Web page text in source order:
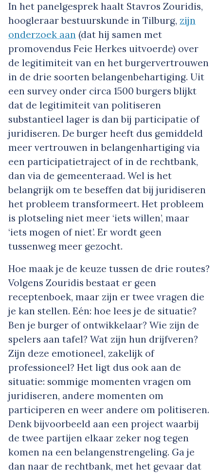
In het panelgesprek haalt Stavros Zouridis,
hoogleraar bestuurskunde in Tilburg, zijn
onderzoek aan (dat hij samen met
promovendus Feie Herkes uitvoerde) over
de legitimiteit van en het burgervertrouwen
in de drie soorten belangenbehartiging. Uit
een survey onder circa 1500 burgers blijkt
dat de legitimiteit van politiseren
substantieel lager is dan bij participatie of
juridiseren. De burger heeft dus gemiddeld
meer vertrouwen in belangenhartiging via
een participatietraject of in de rechtbank,
dan via de gemeenteraad. Wel is het
belangrijk om te beseffen dat bij juridiseren
het probleem transformeert. Het probleem
is plotseling niet meer ‘iets willen’, maar
‘iets mogen of niet’. Er wordt geen
tussenweg meer gezocht.
Hoe maak je de keuze tussen de drie routes?
Volgens Zouridis bestaat er geen
receptenboek, maar zijn er twee vragen die
je kan stellen. Eén: hoe lees je de situatie?
Ben je burger of ontwikkelaar? Wie zijn de
spelers aan tafel? Wat zijn hun drijfveren?
Zijn deze emotioneel, zakelijk of
professioneel? Het ligt dus ook aan de
situatie: sommige momenten vragen om
juridiseren, andere momenten om
participeren en weer andere om politiseren.
Denk bijvoorbeeld aan een project waarbij
de twee partijen elkaar zeker nog tegen
komen na een belangenstrengeling. Ga je
dan naar de rechtbank, met het gevaar dat